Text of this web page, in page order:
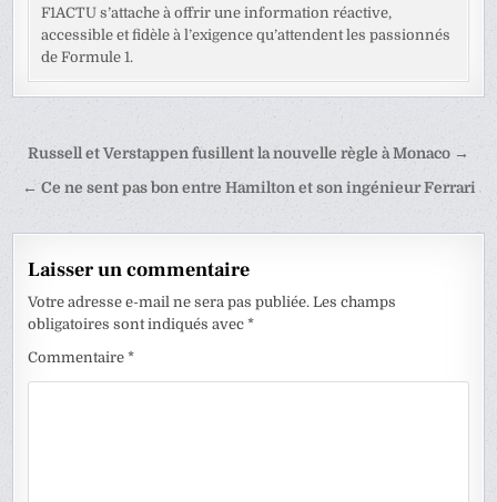
F1ACTU s’attache à offrir une information réactive,
accessible et fidèle à l’exigence qu’attendent les passionnés
de Formule 1.
Navigation
de
Russell et Verstappen fusillent la nouvelle règle à Monaco →
← Ce ne sent pas bon entre Hamilton et son ingénieur Ferrari
Laisser un commentaire
Votre adresse e-mail ne sera pas publiée. Les champs
obligatoires sont indiqués avec*
Commentaire*